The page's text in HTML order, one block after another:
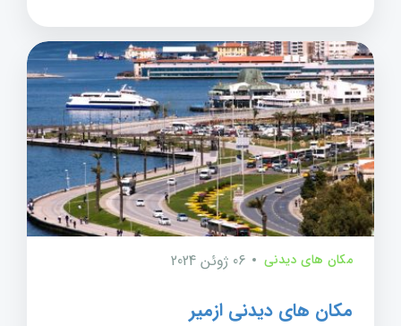
مکان های دیدنی 06 ژوئن 2024
مکان های دیدنی ازمیر